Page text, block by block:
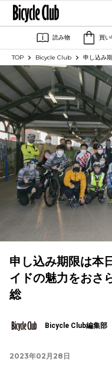
読み物 買い
TOP Bicycle Club 申し込み
申し込み期限は本
イドの魅力をおさ
総
Bicycle Club編集部
2023年02月28日